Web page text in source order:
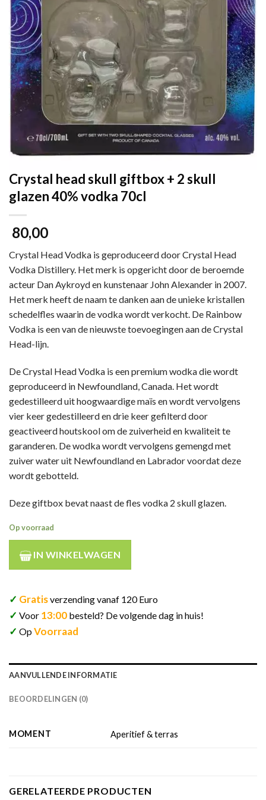
Crystal head skull giftbox + 2 skull
glazen 40% vodka 70cl
80,00
Crystal Head Vodka is geproduceerd door Crystal Head
Vodka Distillery. Het merk is opgericht door de beroemde
acteur Dan Aykroyd en kunstenaar John Alexander in 2007.
Het merk heeft de naam te danken aan de unieke kristallen
schedelfles waarin de vodka wordt verkocht. De Rainbow
Vodka is een van de nieuwste toevoegingen aan de Crystal
Head-lijn.
De Crystal Head Vodka is een premium wodka die wordt
geproduceerd in Newfoundland, Canada. Het wordt
gedestilleerd uit hoogwaardige maïs en wordt vervolgens
vier keer gedestilleerd en drie keer gefilterd door
geactiveerd houtskool om de zuiverheid en kwaliteit te
garanderen. De wodka wordt vervolgens gemengd met
zuiver water uit Newfoundland en Labrador voordat deze
wordt gebotteld.
Deze giftbox bevat naast de fles vodka 2 skull glazen.
Op voorraad
IN WINKELWAGEN
✓ Gratisverzending vanaf 120 Euro
✓ Voor 13:00 besteld? De volgende dag in huis!
✓ OpVoorraad
AANVULLENDE INFORMATIE
BEOORDELINGEN (0)
MOMENT Aperitief & terras
GERELATEERDE PRODUCTEN